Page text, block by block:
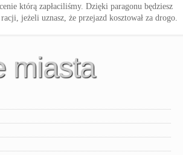
którą zapłaciliśmy. Dzięki paragonu będziesz
jeżeli uznasz, że przejazd kosztował za drogo.
miasta